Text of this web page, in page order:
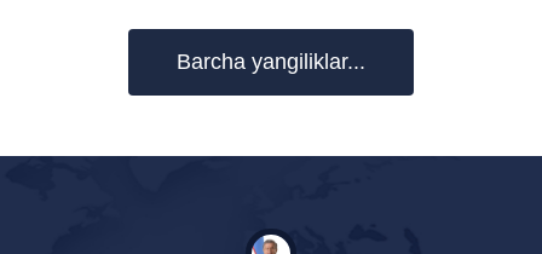
Barcha yangiliklar...